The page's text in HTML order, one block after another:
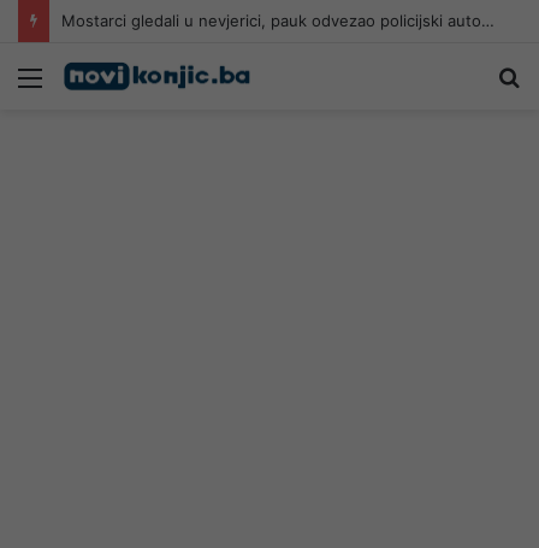
Mostarci gledali u nevjerici, pauk odvezao policijski automobil
Meni